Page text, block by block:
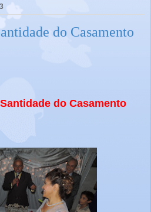
do Casamento
do Casamento